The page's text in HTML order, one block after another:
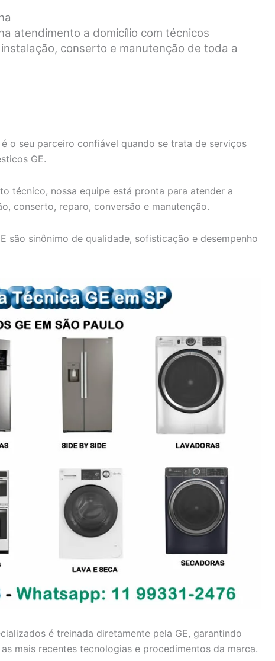
atendimento a domicílio com técnicos
conserto e manutenção de toda a
é o seu parceiro confiável quando se trata de serviços
GE.
técnico, nossa equipe está pronta para atender a
conserto, reparo, conversão e manutenção.
são sinônimo de qualidade, sofisticação e desempenho
é treinada diretamente pela GE, garantindo
mais recentes tecnologias e procedimentos da marca.